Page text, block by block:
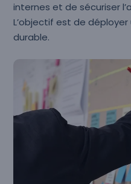
internes et de sécuriser
L’objectif est de
durable.